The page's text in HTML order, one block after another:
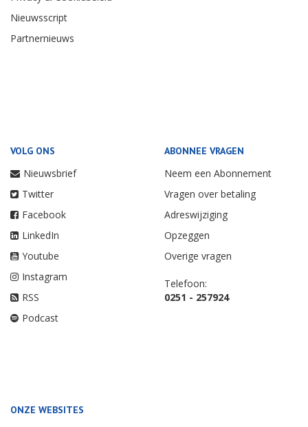
Nieuwsscript
Partnernieuws
VOLG ONS
Nieuwsbrief
Twitter
Facebook
LinkedIn
Youtube
Instagram
RSS
Podcast
ABONNEE VRAGEN
Neem een Abonnement
Vragen over betaling
Adreswijziging
Opzeggen
Overige vragen
Telefoon:
0251 - 257924
ONZE WEBSITES